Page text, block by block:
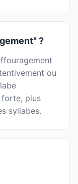
?
ou
forte, plus
syllabes.